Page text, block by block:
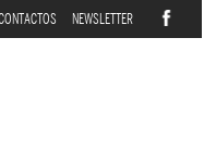
NEWSLETTER